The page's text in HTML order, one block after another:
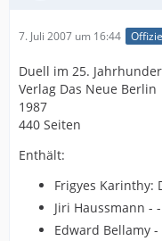
7. Juli 2007 um 16:44
Duell im 25.
Verlag Das Neue Berlin
1987
440 Seiten
Enthält:
Frigyes Karinthy:
Jiri Haussmann - -
Edward Bellamy